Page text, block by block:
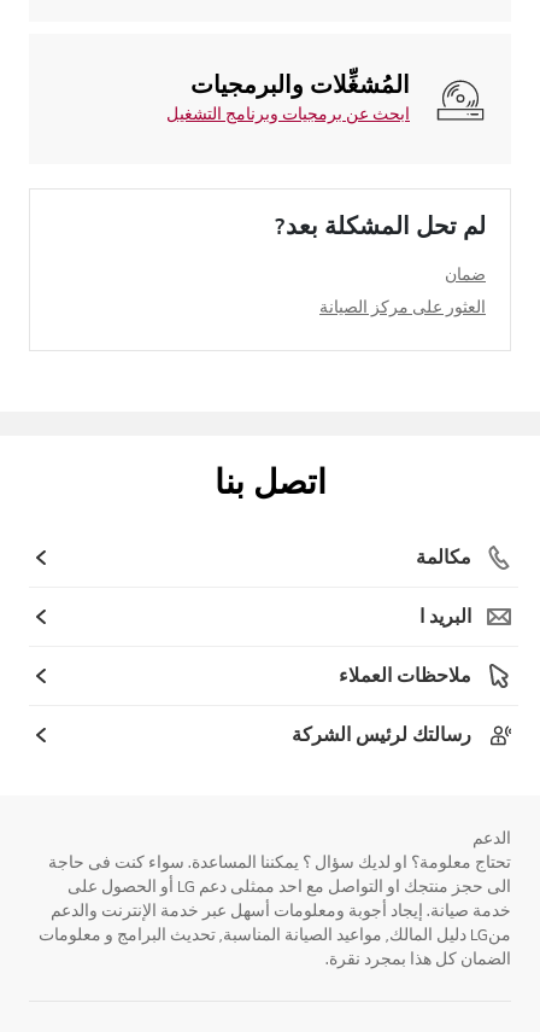
المُشغِّلات والبرمجيات
ابحث عن برمجيات وبرنامج التشغيل
لم تحل المشكلة بعد?
ضمان
العثور على مركز الصيانة
اتصل بنا
مكالمة
البريد ا
ملاحظات العملاء
رسالتك لرئيس الشركة
الدعم
تحتاج معلومة؟ او لديك سؤال ؟ يمكننا المساعدة. سواء كنت فى حاجة
الى حجز منتجك او التواصل مع احد ممثلى دعم LG أو الحصول على
خدمة صيانة. إيجاد أجوبة ومعلومات أسهل عبر خدمة الإنترنت والدعم
منLG دليل المالك, مواعيد الصيانة المناسبة, تحديث البرامج و معلومات
الضمان كل هذا بمجرد نقرة.